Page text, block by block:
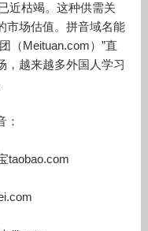
近枯竭。这种供需关
市场估值。拼音域名能
（Meituan.com）”直
，越来越多外国人学习
：
taobao.com